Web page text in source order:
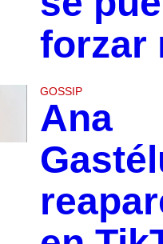
forzar
GOSSIP
Ana